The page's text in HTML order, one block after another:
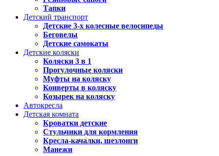
Тапки
Детский транспорт
Детские 3-х колесные велосипеды
Беговелы
Детские самокаты
Детские коляски
Коляски 3 в 1
Прогулочные коляски
Муфты на коляску
Конверты в коляску
Козырек на коляску
Автокресла
Детская комната
Кроватки детские
Стульчики для кормления
Кресла-качалки, шезлонги
Манежи